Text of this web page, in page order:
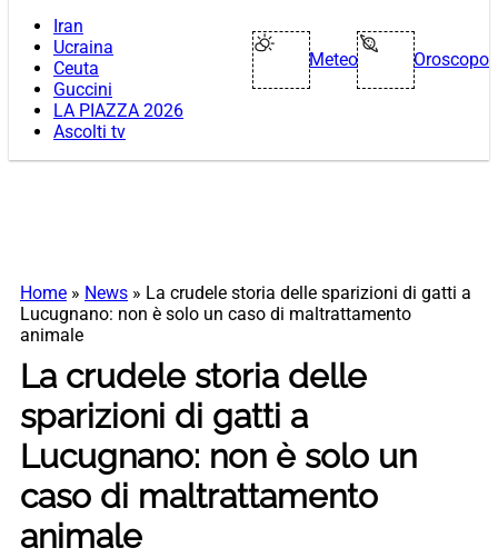
Iran
Ucraina
Ceuta
Guccini
LA PIAZZA 2026
Ascolti tv
Meteo Oroscopo
Home » News » La crudele storia delle sparizioni di gatti a
Lucugnano: non è solo un caso di maltrattamento
animale
La crudele storia delle
sparizioni di gatti a
Lucugnano: non è solo un
caso di maltrattamento
animale